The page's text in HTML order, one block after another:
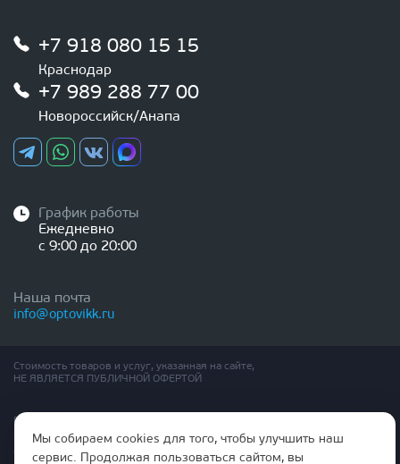
+7 918 080 15 15
Краснодар
+7 989 288 77 00
Новороссийск/Анапа
График работы
Ежедневно
с 9:00 до 20:00
Наша почта
info@optovikk.ru
Стоимость товаров и услуг, указанная на сайте,
НЕ ЯВЛЯЕТСЯ ПУБЛИЧНОЙ ОФЕРТОЙ
Правила эксплутации входных и межкомнатных дверей
Политика обработки персональных данных
Согласие на обработку персональных данных
Мы собираем cookies для того, чтобы улучшить наш
сервис. Продолжая пользоваться сайтом, вы